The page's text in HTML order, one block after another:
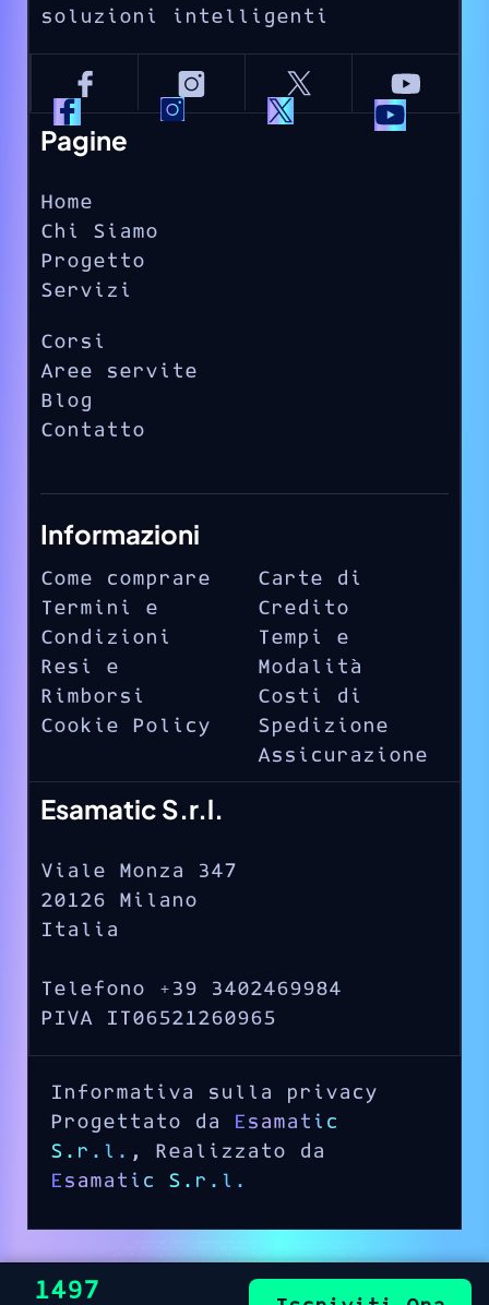
soluzioni intelligenti
Pagine
Home
Chi Siamo
Progetto
Servizi
Corsi
Aree servite
Blog
Contatto
Informazioni
Come comprare
Termini e
Condizioni
Resi e
Rimborsi
Cookie Policy
Carte di
Credito
Tempi e
Modalità
Costi di
Spedizione
Assicurazione
Esamatic S.r.l.
Viale Monza 347
20126 Milano
Italia
Telefono +39 3402469984
PIVA IT06521260965
Informativa sulla privacy
Progettato da
Esamatic
S.r.l. , Realizzato da
Esamatic S.r.l.
€1497